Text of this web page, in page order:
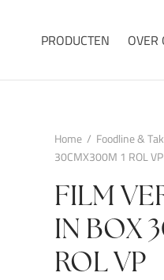
PRODUCTEN OVER
Home / Foodline &
30CMX300M 1 ROL VP
FILM
IN BOX
ROL VP